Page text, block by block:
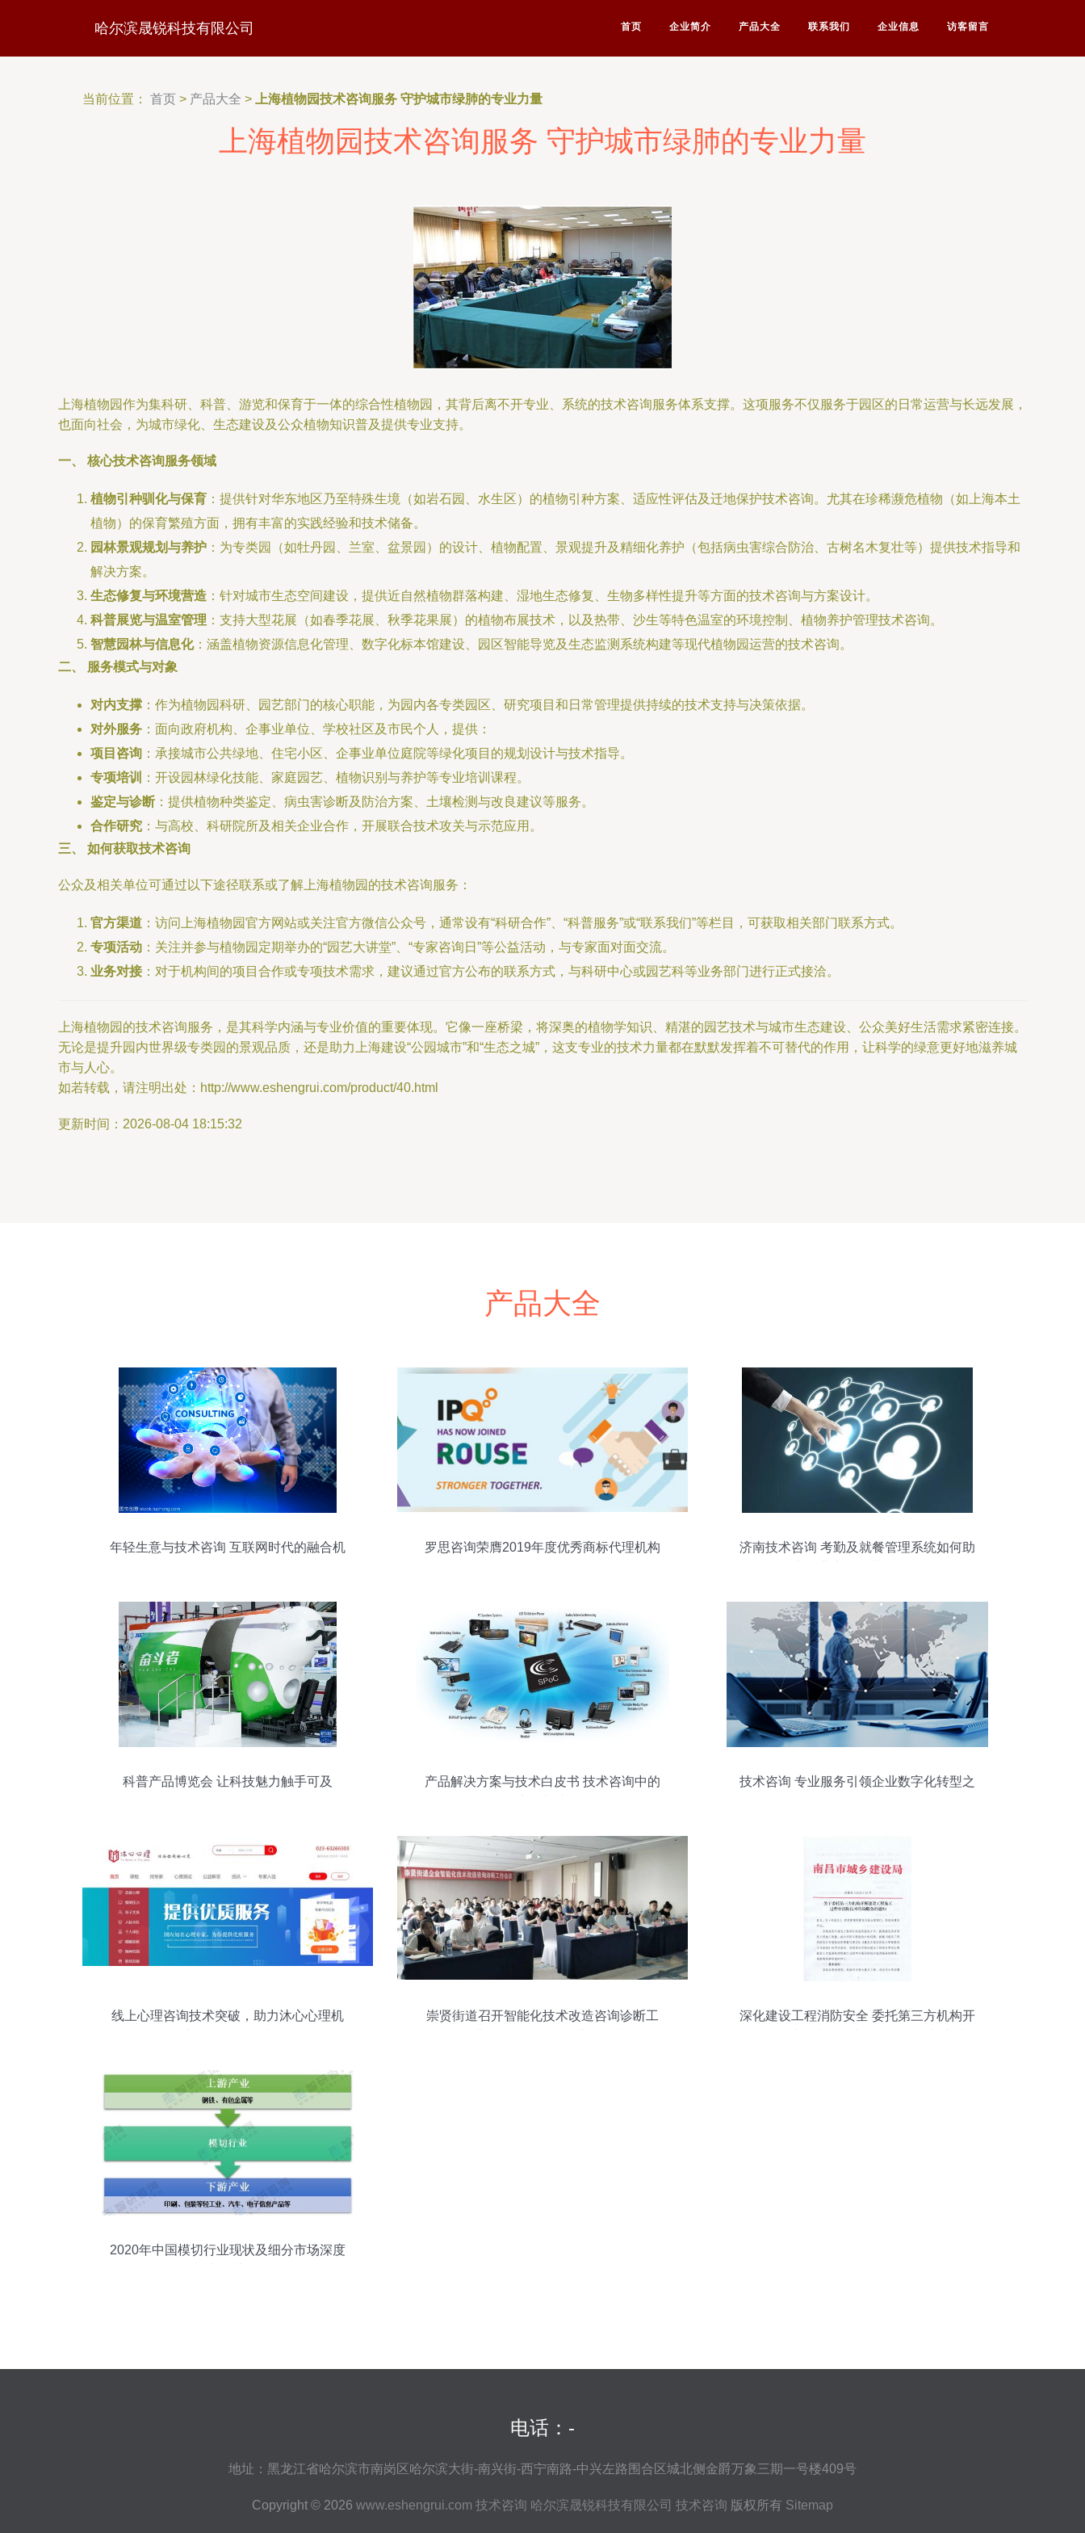
哈尔滨晟锐科技有限公司 首页 企业简介 产品大全 联系我们 企业信息 访客留言
当前位置： 首页 > 产品大全 > 上海植物园技术咨询服务 守护城市绿肺的专业力量
上海植物园技术咨询服务 守护城市绿肺的专业力量
上海植物园作为集科研、科普、游览和保育于一体的综合性植物园，其背后离不开专业、系统的技术咨询服务体系支撑。这项服务不仅服务于园区的日常运营与长远发展，
也面向社会，为城市绿化、生态建设及公众植物知识普及提供专业支持。
一、 核心技术咨询服务领域
植物引种驯化与保育 ：提供针对华东地区乃至特殊生境（如岩石园、水生区）的植物引种方案、适应性评估及迁地保护技术咨询。尤其在珍稀濒危植物（如上海本土
植物）的保育繁殖方面，拥有丰富的实践经验和技术储备。
园林景观规划与养护 ：为专类园（如牡丹园、兰室、盆景园）的设计、植物配置、景观提升及精细化养护（包括病虫害综合防治、古树名木复壮等）提供技术指导和
解决方案。
生态修复与环境营造 ：针对城市生态空间建设，提供近自然植物群落构建、湿地生态修复、生物多样性提升等方面的技术咨询与方案设计。
科普展览与温室管理 ：支持大型花展（如春季花展、秋季花果展）的植物布展技术，以及热带、沙生等特色温室的环境控制、植物养护管理技术咨询。
智慧园林与信息化：涵盖植物资源信息化管理、数字化标本馆建设、园区智能导览及生态监测系统构建等现代植物园运营的技术咨询。
二、 服务模式与对象
对内支撑 ：作为植物园科研、园艺部门的核心职能，为园内各专类园区、研究项目和日常管理提供持续的技术支持与决策依据。
对外服务 ：面向政府机构、企事业单位、学校社区及市民个人，提供：
项目咨询 ：承接城市公共绿地、住宅小区、企事业单位庭院等绿化项目的规划设计与技术指导。
专项培训
：开设园林绿化技能、家庭园艺、植物识别与养护等专业培训课程。
鉴定与诊断 ：提供植物种类鉴定、病虫害诊断及防治方案、土壤检测与改良建议等服务。
合作研究 ：与高校、科研院所及相关企业合作，开展联合技术攻关与示范应用。
三、 如何获取技术咨询
公众及相关单位可通过以下途径联系或了解上海植物园的技术咨询服务：
官方渠道 ：访问上海植物园官方网站或关注官方微信公众号，通常设有“科研合作”、“科普服务”或“联系我们”等栏目，可获取相关部门联系方式。
专项活动 ：关注并参与植物园定期举办的“园艺大讲堂”、“专家咨询日”等公益活动，与专家面对面交流。
业务对接：对于机构间的项目合作或专项技术需求，建议通过官方公布的联系方式，与科研中心或园艺科等业务部门进行正式接洽。
上海植物园的技术咨询服务，是其科学内涵与专业价值的重要体现。它像一座桥梁，将深奥的植物学知识、精湛的园艺技术与城市生态建设、公众美好生活需求紧密连接。
无论是提升园内世界级专类园的景观品质，还是助力上海建设“公园城市”和“生态之城”，这支专业的技术力量都在默默发挥着不可替代的作用，让科学的绿意更好地滋养城
市与人心。
如若转载，请注明出处：http://www.eshengrui.com/product/40.html
更新时间：2026-08-04 18:15:32
产品大全
年轻生意与技术咨询 互联网时代的融合机
罗思咨询荣膺2019年度优秀商标代理机构
济南技术咨询 考勤及就餐管理系统如何助
科普产品博览会 让科技魅力触手可及
产品解决方案与技术白皮书 技术咨询中的
技术咨询 专业服务引领企业数字化转型之
线上心理咨询技术突破，助力沐心心理机
崇贤街道召开智能化技术改造咨询诊断工
深化建设工程消防安全 委托第三方机构开
2020年中国模切行业现状及细分市场深度
电话：-
地址：黑龙江省哈尔滨市南岗区哈尔滨大街-南兴街-西宁南路-中兴左路围合区城北侧金爵万象三期一号楼409号
Copyright © 2026 www.eshengrui.com 技术咨询 哈尔滨晟锐科技有限公司 技术咨询 版权所有 Sitemap